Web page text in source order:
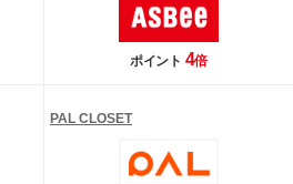
ポイント 4倍
PAL CLOSET